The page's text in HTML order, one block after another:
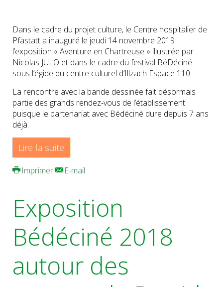
Dans le cadre du projet culture, le Centre hospitalier de
Pfastatt a inauguré le jeudi 14 novembre 2019
l’exposition « Aventure en Chartreuse » illustrée par
Nicolas JULO et dans le cadre du festival BéDéciné
sous l’égide du centre culturel d’Illzach Espace 110.
La rencontre avec la bande dessinée fait désormais
partie des grands rendez-vous de l’établissement
puisque le partenariat avec Bédéciné dure depuis 7 ans
déjà.
Lire la suite
Imprimer E-mail
Exposition
Bédéciné 2018
autour des